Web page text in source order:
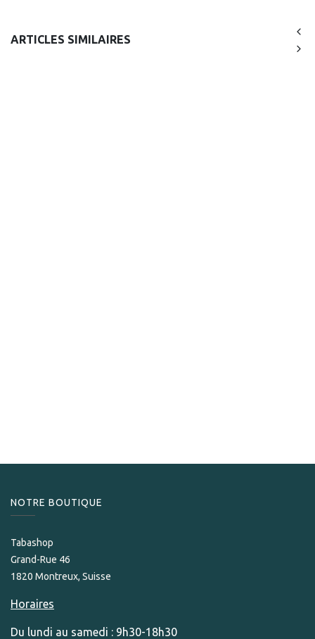
ARTICLES SIMILAIRES
NOTRE BOUTIQUE
Tabashop
Grand-Rue 46
1820 Montreux, Suisse
Horaires
Du lundi au samedi : 9h30-18h30